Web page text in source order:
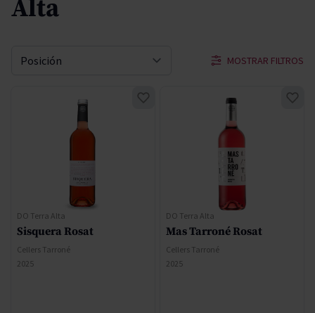
Alta
MOSTRAR FILTROS
Ordenar por
DO Terra Alta
Sisquera Rosat
Cellers Tarroné
2025
DO Terra Alta
Mas Tarroné Rosat
Cellers Tarroné
2025